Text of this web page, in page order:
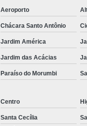
Aeroporto
Chácara Santo Antônio
Jardim América
Jardim das Acácias
Paraíso do Morumbi
Centro
Santa Cecília